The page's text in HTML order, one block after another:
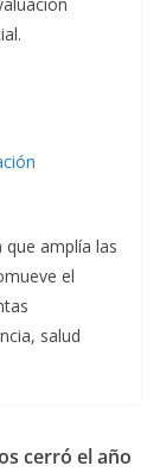
que amplía las
el
salud
cerró el año